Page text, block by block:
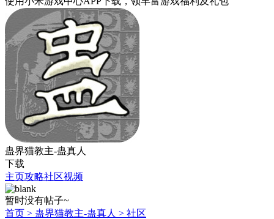
蛊界猫教主-蛊真人
下载
主页攻略社区视频
暂时没有帖子~
首页 > 蛊界猫教主-蛊真人 > 社区